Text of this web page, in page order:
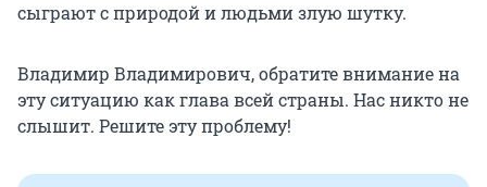
сыграют с природой и людьми злую шутку.
Владимир Владимирович, обратите внимание на
эту ситуацию как глава всей страны. Нас никто не
слышит. Решите эту проблему!